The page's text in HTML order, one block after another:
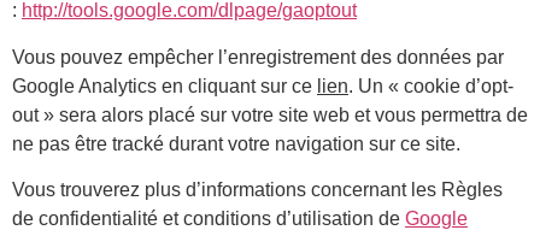
: http://tools.google.com/dlpage/gaoptout
Vous pouvez empêcher l’enregistrement des données par
Google Analytics en cliquant sur ce lien. Un « cookie d’opt-
out » sera alors placé sur votre site web et vous permettra de
ne pas être tracké durant votre navigation sur ce site.
Vous trouverez plus d’informations concernant les Règles
de confidentialité et conditions d’utilisation de Google